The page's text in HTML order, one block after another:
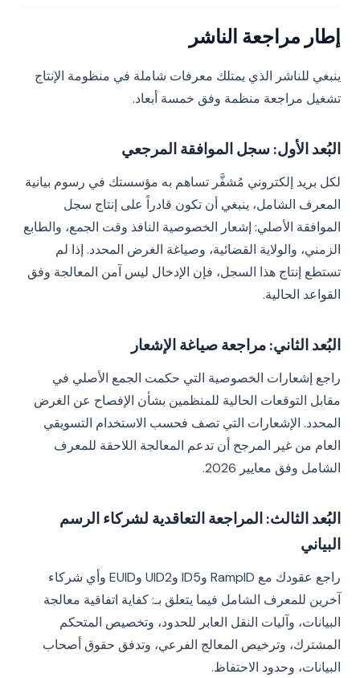
إطار مراجعة الناشر
ينبغي للناشر الذي يمتلك معرفات شاملة في منظومة الإنتاج
تشغيل مراجعة منظمة وفق خمسة أبعاد.
البُعد الأول: سجل الموافقة المرجعي
لكل بريد إلكتروني مُشفَّر تساهم به مؤسستك في رسوم بيانية
المعرف الشامل، ينبغي أن تكون قادراً على إنتاج سجل
الموافقة الأصلي: إشعار الخصوصية النافذ وقت الجمع، والطابع
الزمني، والولاية القضائية، وصياغة الغرض المحدد. إذا لم
تستطع إنتاج هذا السجل، فإن الإدخال ليس آمن المعالجة وفق
القواعد الحالية.
البُعد الثاني: مراجعة صياغة الإشعار
راجع إشعارات الخصوصية التي حكمت الجمع الأصلي في
مقابل التوقعات الحالية للمنظمين بشأن الإفصاح عن الغرض
المحدد. الإشعارات التي تصف فحسب الاستخدام التسويقي
العام من غير المرجح أن تدعم المعالجة اللاحقة للمعرف
الشامل وفق معايير 2026.
البُعد الثالث: المراجعة التعاقدية لشركاء الرسم
البياني
راجع عقودك مع RampID وID5 وUID2 وEUID وأي شركاء
آخرين للمعرف الشامل فيما يتعلق بـ: كفاية اتفاقية معالجة
البيانات، وآليات النقل العابر للحدود، وتخصيص المتحكم
المشترك، وترخيص المعالج الفرعي، وتدفق حقوق أصحاب
البيانات، وحدود الاحتفاظ.